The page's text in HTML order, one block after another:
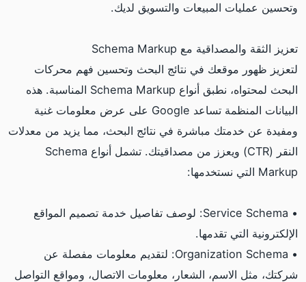
وتحسين عمليات المبيعات والتسويق لديك.
تعزيز الثقة والمصداقية مع Schema Markup
لتعزيز ظهور موقعك في نتائج البحث وتحسين فهم محركات
البحث لمحتواه، نطبق أنواع Schema Markup المناسبة. هذه
البيانات المنظمة تساعد Google على عرض معلومات غنية
ومفيدة عن خدمتك مباشرة في نتائج البحث، مما يزيد من معدلات
النقر (CTR) ويعزز من مصداقيتك. تشمل أنواع Schema
Markup التي نستخدمها:
• Service Schema: لوصف تفاصيل خدمة تصميم المواقع
الإلكترونية التي تقدمها.
• Organization Schema: لتقديم معلومات مفصلة عن
شركتك، مثل الاسم، الشعار، معلومات الاتصال، ومواقع التواصل